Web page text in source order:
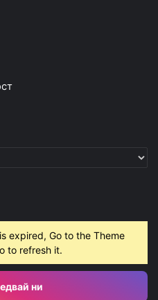
expired, Go to the Theme
to refresh it.
ни